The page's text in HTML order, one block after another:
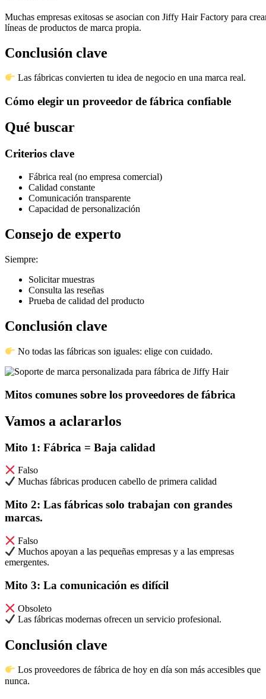
Muchas empresas exitosas se asocian con Jiffy Hair Factory para
líneas de productos de marca propia.
Conclusión clave
Las fábricas convierten tu idea de negocio en una marca real.
Cómo elegir un proveedor de fábrica confiable
Qué buscar
Criterios clave
Fábrica real (no empresa comercial)
Calidad constante
Comunicación transparente
Capacidad de personalización
Consejo de experto
Siempre:
Solicitar muestras
Consulta las reseñas
Prueba de calidad del producto
Conclusión clave
No todas las fábricas son iguales: elige con cuidado.
Mitos comunes sobre los proveedores de fábrica
Vamos a aclararlos
Mito 1: Fábrica = Baja calidad
Falso
Muchas fábricas producen cabello de primera calidad
Mito 2: Las fábricas solo trabajan con grandes
marcas.
Falso
Muchos apoyan a las pequeñas empresas y a las empresas
emergentes.
Mito 3: La comunicación es difícil
Obsoleto
Las fábricas modernas ofrecen un servicio profesional.
Conclusión clave
Los proveedores de fábrica de hoy en día son más accesibles que
nunca.